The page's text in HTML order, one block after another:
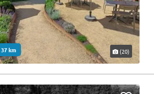
km (20)